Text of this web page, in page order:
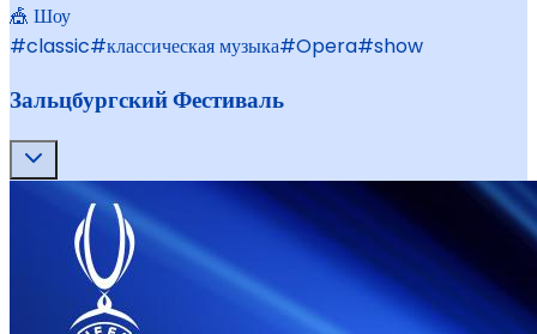
🎪 Шоу
#classic#классическая музыка#Opera#show
Зальцбургский Фестиваль